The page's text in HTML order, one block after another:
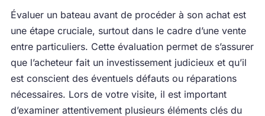
Évaluer un bateau avant de procéder à son achat est
une étape cruciale, surtout dans le cadre d’une vente
entre particuliers. Cette évaluation permet de s’assurer
que l’acheteur fait un investissement judicieux et qu’il
est conscient des éventuels défauts ou réparations
nécessaires. Lors de votre visite, il est important
d’examiner attentivement plusieurs éléments clés du